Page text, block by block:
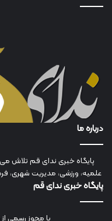
درباره ما
پایگاه خبری ندای قم تلاش
علمیه، ورزشی، مدیریت شهری،
پایگاه خبری ندای قم